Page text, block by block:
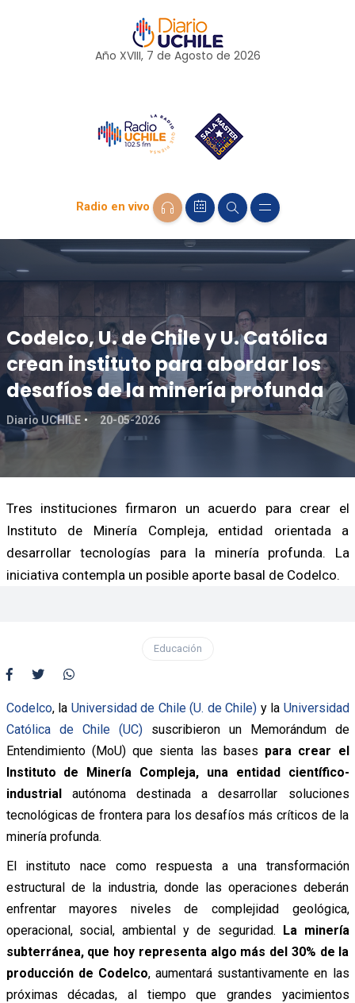
Año XVIII, 7 de Agosto de 2026
Radio en vivo
Codelco, U. de Chile y U. Católica
crean instituto para abordar los
desafíos de la minería profunda
Diario UCHILE 20-05-2026
Tres instituciones firmaron un acuerdo para crear el
Instituto de Minería Compleja, entidad orientada a
desarrollar tecnologías para la minería profunda. La
iniciativa contempla un posible aporte basal de Codelco.
Educación
Codelco, la Universidad de Chile (U. de Chile) y la Universidad
Católica de Chile (UC)suscribieron un Memorándum de
Entendimiento (MoU) que sienta las bases para crear el
Instituto de Minería Compleja, una entidad científico-
industrialautónoma destinada a desarrollar soluciones
tecnológicas de frontera para los desafíos más críticos de la
minería profunda.
El instituto nace como respuesta a una transformación
estructural de la industria, donde las operaciones deberán
enfrentar mayores niveles de complejidad geológica,
operacional, social, ambiental y de seguridad. La minería
subterránea, que hoy representa algo más del 30% de la
producción de Codelco, aumentará sustantivamente en las
próximas décadas, al tiempo que grandes yacimientos